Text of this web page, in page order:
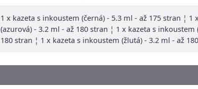
1 x kazeta s inkoustem (černá) - 5.3 ml - až 175 stran ¦ 1
(azurová) - 3.2 ml - až 180 stran ¦ 1 x kazeta s
180 stran ¦ 1 x kazeta s inkoustem (žlutá) - 3.2 ml - až